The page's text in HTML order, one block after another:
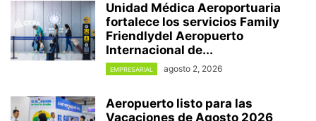
Unidad Médica Aeroportuaria
fortalece los servicios Family
Friendlydel Aeropuerto
Internacional de...
EMPRESARIAL agosto 2, 2026
Aeropuerto listo para las
Vacaciones de Agosto 2026